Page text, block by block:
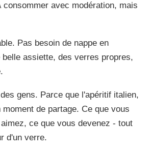
consommer avec modération, mais
Pas besoin de nappe en
assiette, des verres propres,
gens. Parce que l'apéritif italien,
de partage. Ce que vous
ce que vous devenez - tout
d'un verre.